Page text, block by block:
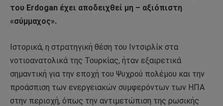
του Erdogan έχει αποδειχθεί μη – αξιόπιστη
«σύμμαχος».
Ιστορικά, η στρατηγική θέση του Ιντσιρλίκ στα
νοτιοανατολικά της Τουρκίας, ήταν εξαιρετικά
σημαντική για την εποχή του Ψυχρού πολέμου και την
προάσπιση των ενεργειακών συμφερόντων των ΗΠΑ
στην περιοχή, όπως την αντιμετώπιση της ρωσικής